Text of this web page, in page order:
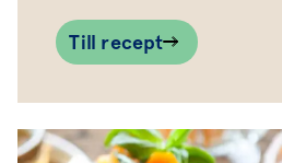
Till recept